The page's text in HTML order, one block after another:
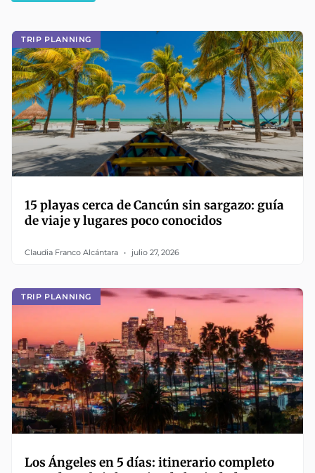
TRIP PLANNING
15 playas cerca de Cancún sin sargazo: guía
de viaje y lugares poco conocidos
Claudia Franco Alcántara julio 27, 2026
TRIP PLANNING
Los Ángeles en 5 días: itinerario completo